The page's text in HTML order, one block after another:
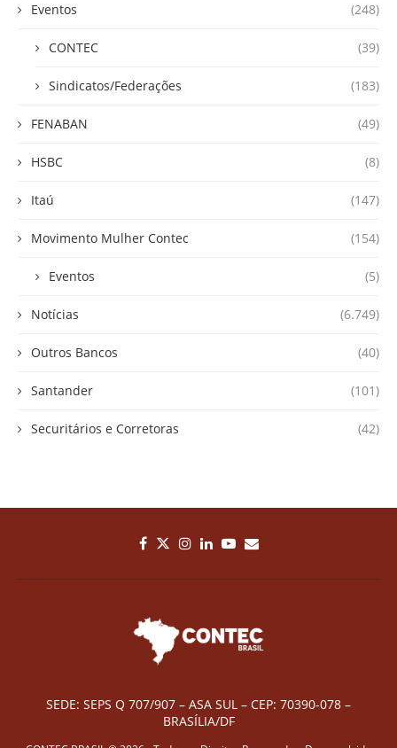
Eventos (248)
CONTEC (39)
Sindicatos/Federações (183)
FENABAN (49)
HSBC (8)
Itaú (147)
Movimento Mulher Contec (154)
Eventos (5)
Notícias (6.749)
Outros Bancos (40)
Santander (101)
Securitários e Corretoras (42)
SEDE: SEPS Q 707/907 – ASA SUL – CEP: 70390-078 –
BRASÍLIA/DF